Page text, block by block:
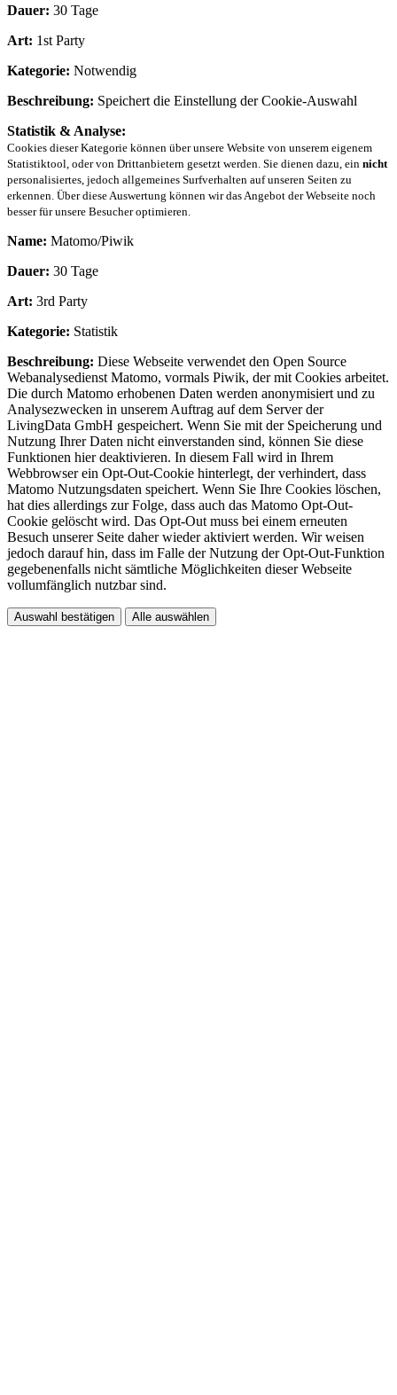
Dauer: 30 Tage
Art: 1st Party
Kategorie: Notwendig
Beschreibung: Speichert die Einstellung der Cookie-Auswahl
Statistik & Analyse:
Cookies dieser Kategorie können über unsere Website von unserem eigenem
Statistiktool, oder von Drittanbietern gesetzt werden. Sie dienen dazu, ein nicht
personalisiertes, jedoch allgemeines Surfverhalten auf unseren Seiten zu
erkennen. Über diese Auswertung können wir das Angebot der Webseite noch
besser für unsere Besucher optimieren.
Name: Matomo/Piwik
Dauer: 30 Tage
Art: 3rd Party
Kategorie: Statistik
Beschreibung: Diese Webseite verwendet den Open Source
Webanalysedienst Matomo, vormals Piwik, der mit Cookies arbeitet.
Die durch Matomo erhobenen Daten werden anonymisiert und zu
Analysezwecken in unserem Auftrag auf dem Server der
LivingData GmbH gespeichert. Wenn Sie mit der Speicherung und
Nutzung Ihrer Daten nicht einverstanden sind, können Sie diese
Funktionen hier deaktivieren. In diesem Fall wird in Ihrem
Webbrowser ein Opt-Out-Cookie hinterlegt, der verhindert, dass
Matomo Nutzungsdaten speichert. Wenn Sie Ihre Cookies löschen,
hat dies allerdings zur Folge, dass auch das Matomo Opt-Out-
Cookie gelöscht wird. Das Opt-Out muss bei einem erneuten
Besuch unserer Seite daher wieder aktiviert werden. Wir weisen
jedoch darauf hin, dass im Falle der Nutzung der Opt-Out-Funktion
gegebenenfalls nicht sämtliche Möglichkeiten dieser Webseite
vollumfänglich nutzbar sind.
Auswahl bestätigen Alle auswählen